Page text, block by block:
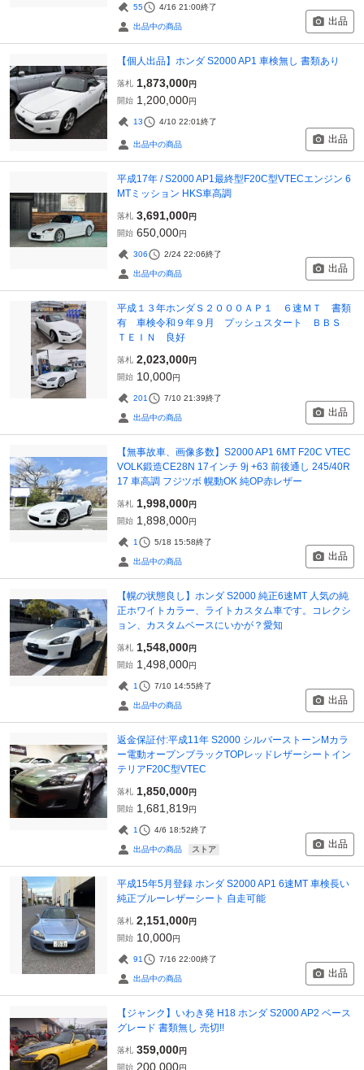
55 4/16 21:00終了
出品中の商品 出品
【個人出品】ホンダ S2000 AP1 車検無し 書類あり
落札 1,873,000円
開始 1,200,000円
13 4/10 22:01終了
出品中の商品 出品
平成17年 / S2000 AP1最終型F20C型VTECエンジン 6
MTミッション HKS車高調
落札 3,691,000円
開始 650,000円
306 2/24 22:06終了
出品中の商品 出品
平成１３年ホンダＳ２０００ＡＰ１ ６速ＭＴ 書類
有 車検令和９年９月 プッシュスタート ＢＢＳ
ＴＥＩＮ 良好
落札 2,023,000円
開始 10,000円
201 7/10 21:39終了
出品中の商品 出品
【無事故車、画像多数】S2000 AP1 6MT F20C VTEC
VOLK鍛造CE28N 17インチ 9j +63 前後通し 245/40R
17 車高調 フジツボ 幌動OK 純OP赤レザー
落札 1,998,000円
開始 1,898,000円
1 5/18 15:58終了
出品中の商品 出品
【幌の状態良し】ホンダ S2000 純正6速MT 人気の純
正ホワイトカラー、ライトカスタム車です。コレクシ
ョン、カスタムベースにいかが？愛知
落札 1,548,000円
開始 1,498,000円
1 7/10 14:55終了
出品中の商品 出品
返金保証付:平成11年 S2000 シルバーストーンMカラ
ー電動オープンブラックTOPレッドレザーシートイン
テリアF20C型VTEC
落札 1,850,000円
開始 1,681,819円
1 4/6 18:52終了
出品中の商品 ストア 出品
平成15年5月登録 ホンダ S2000 AP1 6速MT 車検長い
純正ブルーレザーシート 自走可能
落札 2,151,000円
開始 10,000円
91 7/16 22:00終了
出品中の商品 出品
【ジャンク】いわき発 H18 ホンダ S2000 AP2 ベース
グレード 書類無し 売切!!
落札 359,000円
開始 200,000円